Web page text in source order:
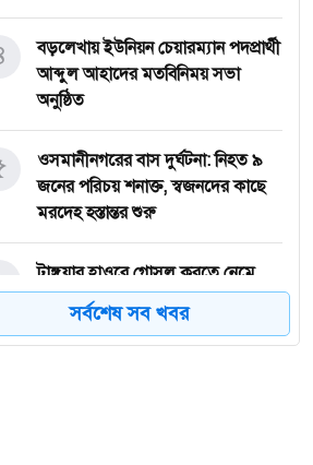
বড়লেখায় ইউনিয়ন চেয়ারম্যান পদপ্রার্থী
আব্দুল আহাদের মতবিনিময় সভা
অনুষ্ঠিত
‎ওসমানীনগরের বাস দুর্ঘটনা: নিহত ৯
জনের পরিচয় শনাক্ত, স্বজনদের কাছে
মরদেহ হস্তান্তর শুরু
টাঙ্গুয়ার হাওরে গোসল করতে নেমে
পানিতে ডুবে সিরাজগঞ্জের পর্যটকের
সর্বশেষ সব খবর